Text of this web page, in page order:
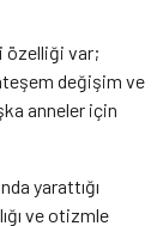
özelliği var;
değişim ve
anneler için
yarattığı
ve otizmle